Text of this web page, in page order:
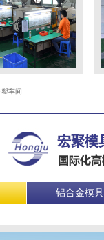
铝合金模具